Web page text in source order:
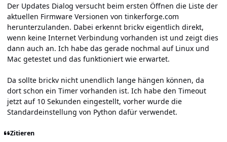
Der Updates Dialog versucht beim ersten Öffnen die Liste der
aktuellen Firmware Versionen von tinkerforge.com
herunterzulanden. Dabei erkennt brickv eigentlich direkt,
wenn keine Internet Verbindung vorhanden ist und zeigt dies
dann auch an. Ich habe das gerade nochmal auf Linux und
Mac getestet und das funktioniert wie erwartet.
Da sollte brickv nicht unendlich lange hängen können, da
dort schon ein Timer vorhanden ist. Ich habe den Timeout
jetzt auf 10 Sekunden eingestellt, vorher wurde die
Standardeinstellung von Python dafür verwendet.
Zitieren